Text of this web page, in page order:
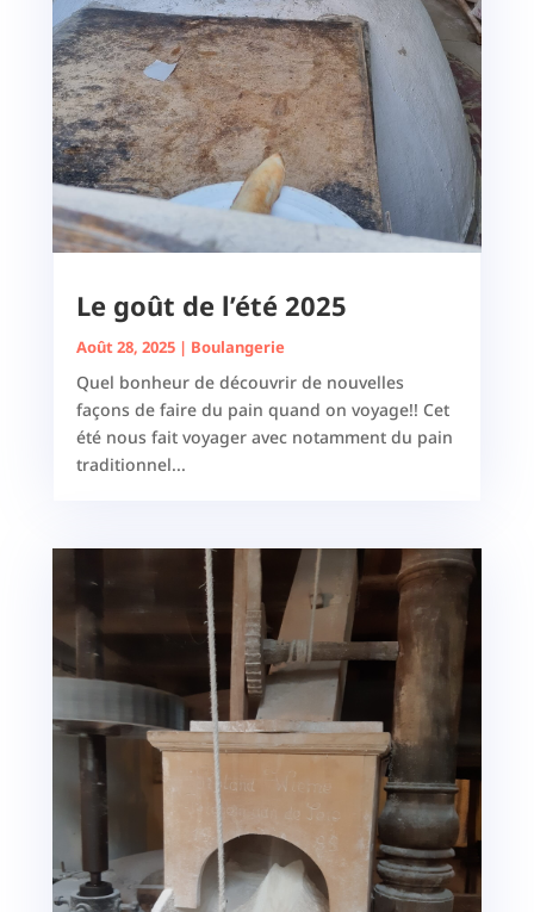
Le goût de l’été 2025
Août 28, 2025| Boulangerie
Quel bonheur de découvrir de nouvelles
façons de faire du pain quand on voyage!! Cet
été nous fait voyager avec notamment du pain
traditionnel...